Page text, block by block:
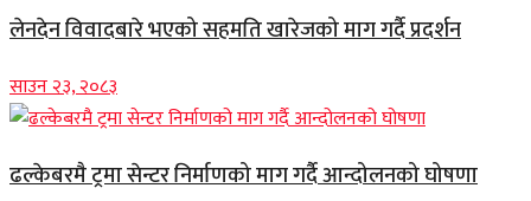
लेनदेन विवादबारे भएको सहमति खारेजको माग गर्दै प्रदर्शन
साउन २३, २०८३
ढल्केबरमै ट्रमा सेन्टर निर्माणको माग गर्दै आन्दोलनको घोषणा